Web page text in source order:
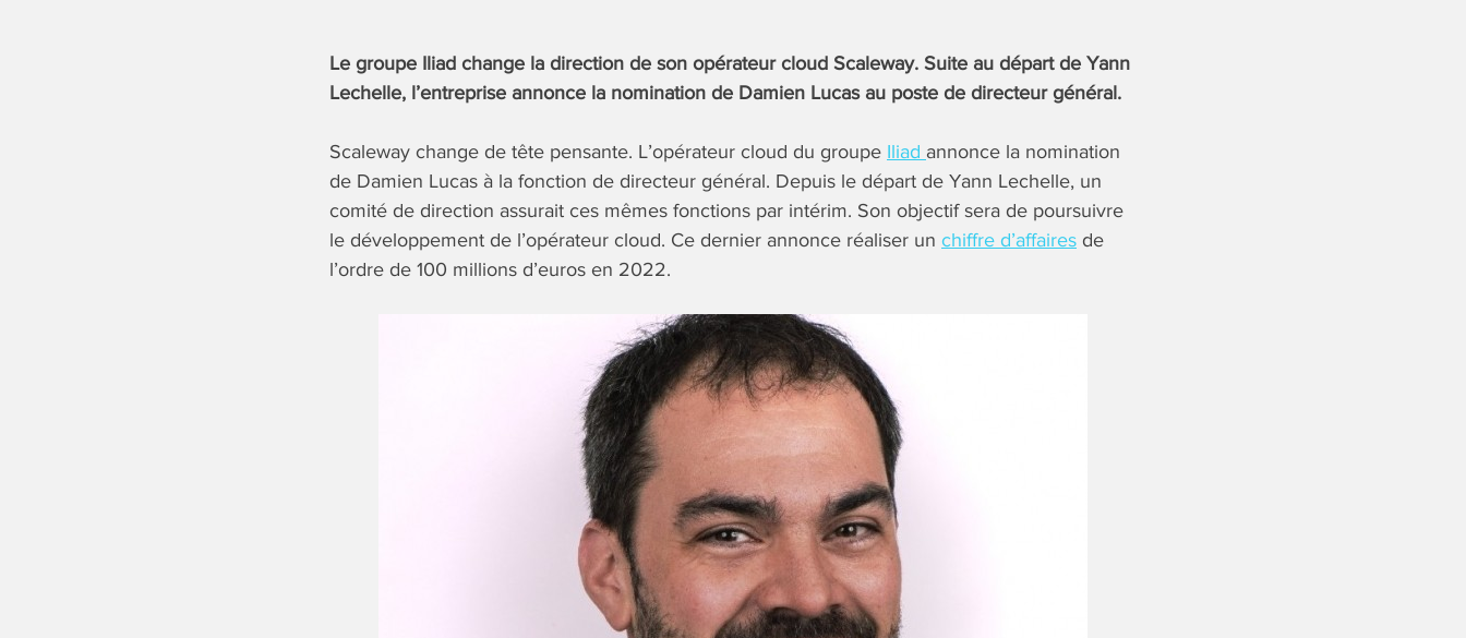
Le groupe Iliad change la direction de son opérateur cloud Scaleway. Suite au départ de Yann
Lechelle, l’entreprise annonce la nomination de Damien Lucas au poste de directeur général.
Scaleway change de tête pensante. L’opérateur cloud du groupe Iliad annonce la nomination
de Damien Lucas à la fonction de directeur général. Depuis le départ de Yann Lechelle, un
comité de direction assurait ces mêmes fonctions par intérim. Son objectif sera de poursuivre
le développement de l’opérateur cloud. Ce dernier annonce réaliser un chiffre d’affaires de
l’ordre de 100 millions d’euros en 2022.